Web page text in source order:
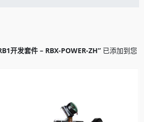
开发套件 – RBX-POWER-ZH” 已添加到您